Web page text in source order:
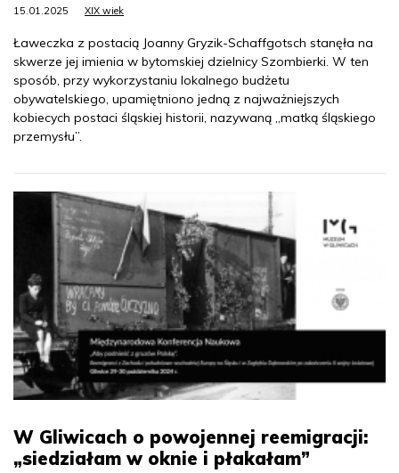
15.01.2025 XIX wiek
Ławeczka z postacią Joanny Gryzik-Schaffgotsch stanęła na
skwerze jej imienia w bytomskiej dzielnicy Szombierki. W ten
sposób, przy wykorzystaniu lokalnego budżetu
obywatelskiego, upamiętniono jedną z najważniejszych
kobiecych postaci śląskiej historii, nazywaną „matką śląskiego
przemysłu”.
W Gliwicach o powojennej reemigracji:
„siedziałam w oknie i płakałam”